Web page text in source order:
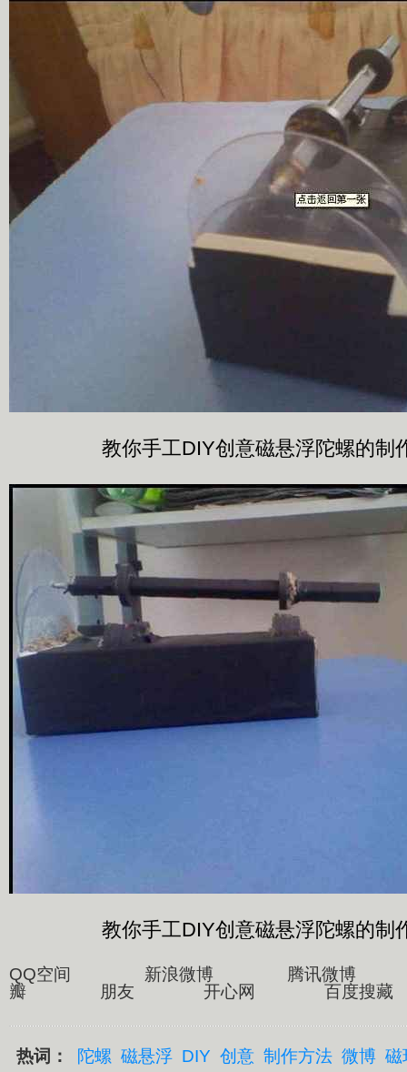
教你手工DIY创意磁悬浮陀螺的制
教你手工DIY创意磁悬浮陀螺的制
QQ空间 新浪微博 腾讯微
瓣 朋友 开心网 百度搜
热词： 陀螺 磁悬浮 DIY 创意 制作方法 微博 磁